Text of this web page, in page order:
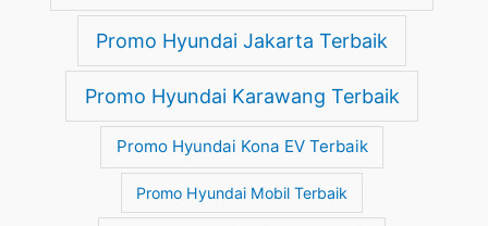
Promo Hyundai Jakarta Terbaik
Promo Hyundai Karawang Terbaik
Promo Hyundai Kona EV Terbaik
Promo Hyundai Mobil Terbaik